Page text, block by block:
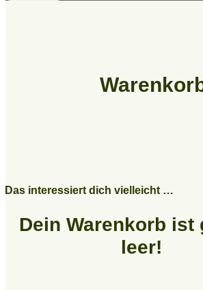
Das interessiert dich vielleicht …
Dein Warenkorb ist
leer!